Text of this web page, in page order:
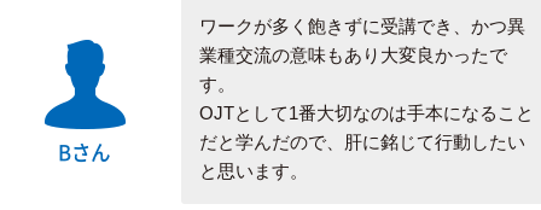
Bさん
ワークが多く飽きずに受講でき、かつ異
業種交流の意味もあり大変良かったで
す。
OJTとして1番大切なのは手本になること
だと学んだので、肝に銘じて行動したい
と思います。